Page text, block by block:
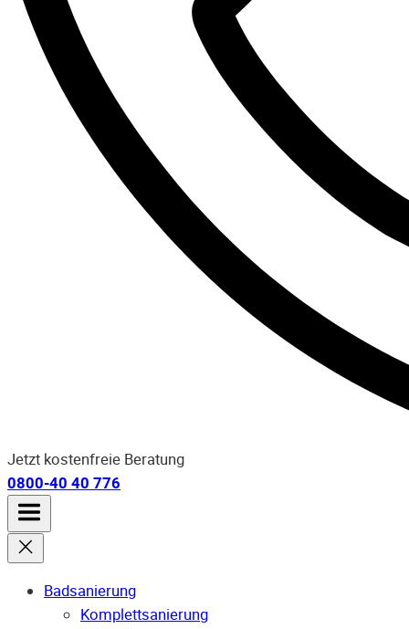
Jetzt kostenfreie Beratung
0800-40 40 776
Badsanierung
Komplettsanierung